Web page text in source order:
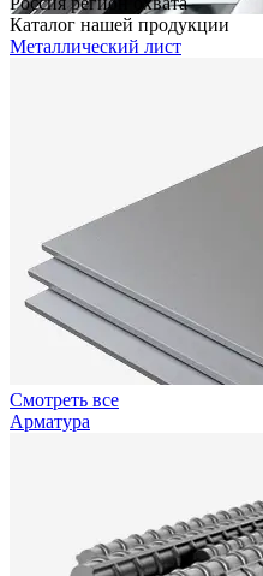
Каталог нашей продукции
Металлический лист
Смотреть все
Арматура